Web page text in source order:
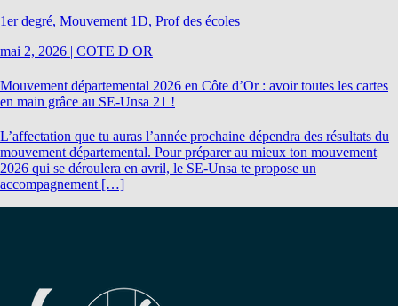
1er degré, Mouvement 1D, Prof des écoles
mai 2, 2026 | COTE D OR
Mouvement départemental 2026 en Côte d’Or : avoir toutes les cartes
en main grâce au SE-Unsa 21 !
L’affectation que tu auras l’année prochaine dépendra des résultats du
mouvement départemental. Pour préparer au mieux ton mouvement
2026 qui se déroulera en avril, le SE-Unsa te propose un
accompagnement […]